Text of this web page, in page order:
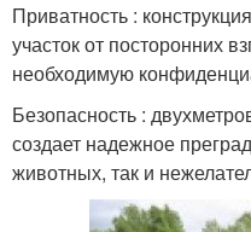
Приватность :
участок от посторонних
необходимую
Безопасность :
создает надежное
животных, так и